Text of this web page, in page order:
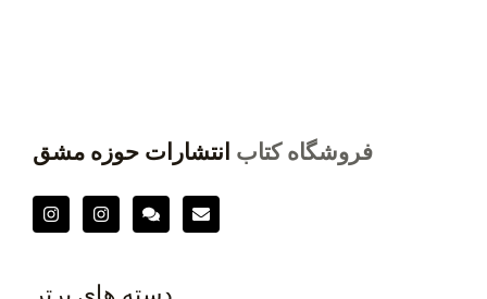
فروشگاه کتاب انتشارات حوزه مشق